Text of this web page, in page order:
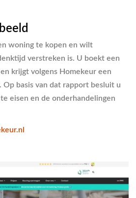
woning te kopen en wilt
verstreken is. U boekt een
krijgt volgens Homekeur een
Op basis van dat rapport besluit u
eisen en de onderhandelingen